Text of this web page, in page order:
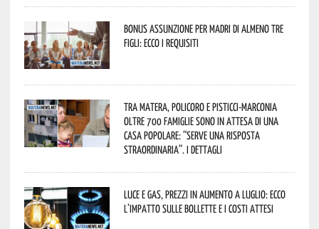
Bonus assunzione per madri di almeno tre
figli: ecco i requisiti
Tra Matera, Policoro e Pisticci-Marconia
oltre 700 famiglie sono in attesa di una
casa popolare: “serve una risposta
straordinaria”. I dettagli
Luce e gas, prezzi in aumento a luglio: ecco
l’impatto sulle bollette e i costi attesi